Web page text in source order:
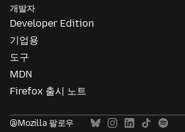
개발자
Developer Edition
기업용
도구
MDN
Firefox 출시 노트
@Mozilla 팔로우